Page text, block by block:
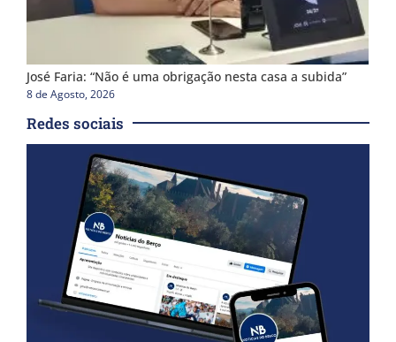
José Faria: “Não é uma obrigação nesta casa a subida”
8 de Agosto, 2026
Redes sociais